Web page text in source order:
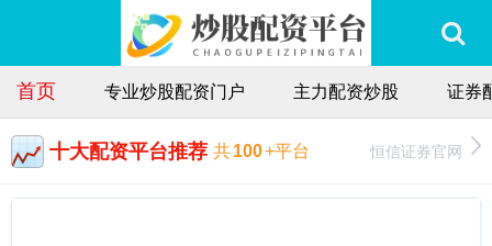
首页 专业炒股配资门户 主力配资炒股 证券
十大配资平台推荐 共100+平台 恒信证券官网